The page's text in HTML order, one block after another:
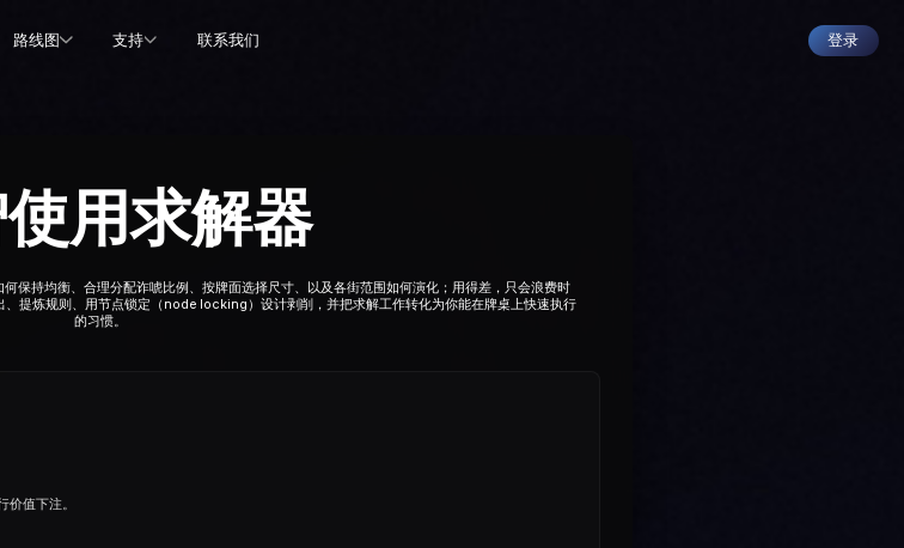
登录
路线图 支持 联系我们
用求解器
保持均衡、合理分配诈唬比例、按牌面选择尺⼨、以及各街范围如何演化；用得差，只会浪费时
提炼规则、用节点锁定（node locking）设计剥削，并把求解工作转化为你能在牌桌上快速执行
的习惯。
值下注。